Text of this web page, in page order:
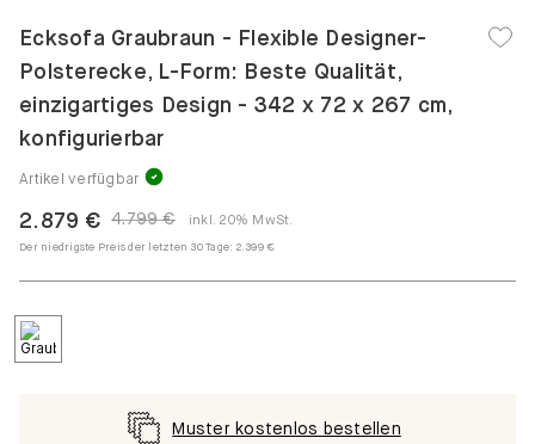
Ecksofa Graubraun - Flexible Designer-
Polsterecke, L-Form: Beste Qualität,
einzigartiges Design - 342 x 72 x 267 cm,
konfigurierbar
Artikel verfügbar
4.799 €
2.879 € inkl. 20% MwSt.
Der niedrigste Preis der letzten 30 Tage: 2.399 €
Muster kostenlos bestellen